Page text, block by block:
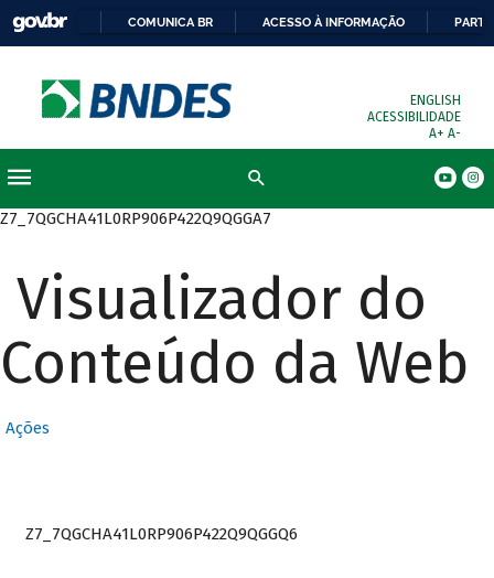
COMUNICA BR ACESSO À INFORMAÇÃO
ENGLISH
ACESSIBILIDADE
A+ A-
Z7_7QGCHA41L0RP906P422Q9QGGA7
Visualizador do
Conteúdo da Web
Ações
Z7_7QGCHA41L0RP906P422Q9QGGQ6